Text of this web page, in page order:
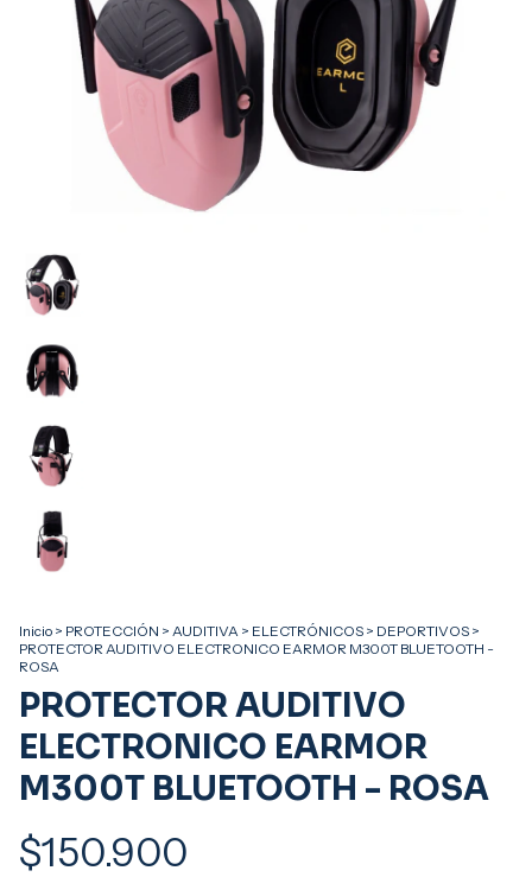
Inicio > PROTECCIÓN > AUDITIVA > ELECTRÓNICOS > DEPORTIVOS >
PROTECTOR AUDITIVO ELECTRONICO EARMOR M300T BLUETOOTH -
ROSA
PROTECTOR AUDITIVO
ELECTRONICO EARMOR
M300T BLUETOOTH - ROSA
$150.900